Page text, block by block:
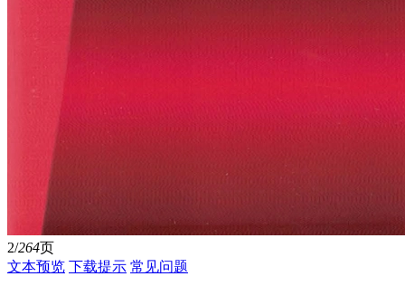
2/264页
文本预览 下载提示 常见问题